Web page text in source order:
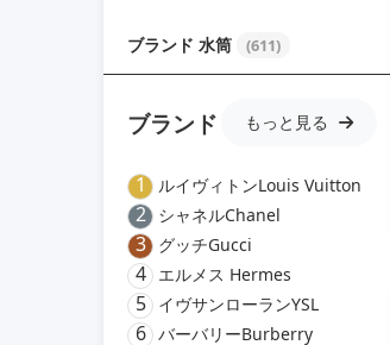
ブランド 水筒 (611)
ブランド もっと見る
1 ルイヴィトンLouis Vuitton
2 シャネルChanel
3 グッチGucci
4 エルメス Hermes
5 イヴサンローランYSL
6 バーバリーBurberry